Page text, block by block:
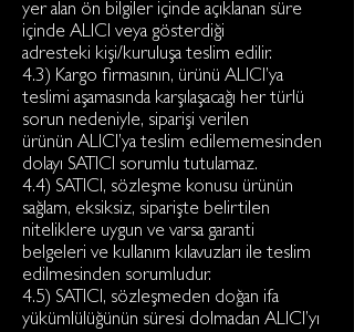
yer alan ön bilgiler içinde açıklanan süre
içinde ALICI veya gösterdiği
adresteki kişi/kuruluşa teslim edilir.
4.3) Kargo firmasının, ürünü ALICI’ya
teslimi aşamasında karşılaşacağı her türlü
sorun nedeniyle, siparişi verilen
ürünün ALICI’ya teslim edilememesinden
dolayı SATICI sorumlu tutulamaz.
4.4) SATICI, sözleşme konusu ürünün
sağlam, eksiksiz, siparişte belirtilen
niteliklere uygun ve varsa garanti
belgeleri ve kullanım kılavuzları ile teslim
edilmesinden sorumludur.
4.5) SATICI, sözleşmeden doğan ifa
yükümlülüğünün süresi dolmadan ALICI’yı